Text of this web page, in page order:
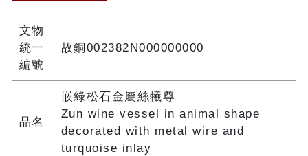
文物
統一
編號
故銅002382N000000000
品名
嵌綠松石金屬絲犧尊
Zun wine vessel in animal shape
decorated with metal wire and
turquoise inlay